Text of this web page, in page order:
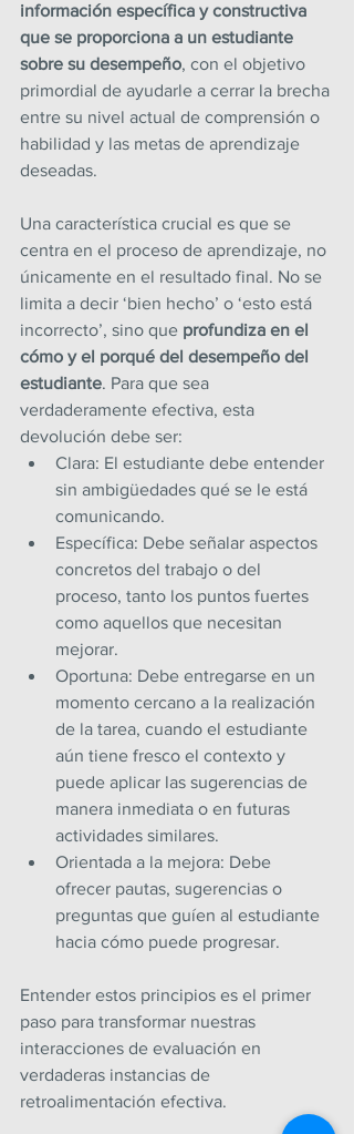
información específica y constructiva
que se proporciona a un estudiante
sobre su desempeño, con el objetivo
primordial de ayudarle a cerrar la brecha
entre su nivel actual de comprensión o
habilidad y las metas de aprendizaje
deseadas.
Una característica crucial es que se
centra en el proceso de aprendizaje, no
únicamente en el resultado final. No se
limita a decir ‘bien hecho’ o ‘esto está
incorrecto’, sino que profundiza en el
cómo y el porqué del desempeño del
estudiante. Para que sea
verdaderamente efectiva, esta
devolución debe ser:
Clara: El estudiante debe entender
sin ambigüedades qué se le está
comunicando.
Específica: Debe señalar aspectos
concretos del trabajo o del
proceso, tanto los puntos fuertes
como aquellos que necesitan
mejorar.
Oportuna: Debe entregarse en un
momento cercano a la realización
de la tarea, cuando el estudiante
aún tiene fresco el contexto y
puede aplicar las sugerencias de
manera inmediata o en futuras
actividades similares.
Orientada a la mejora: Debe
ofrecer pautas, sugerencias o
preguntas que guíen al estudiante
hacia cómo puede progresar.
Entender estos principios es el primer
paso para transformar nuestras
interacciones de evaluación en
verdaderas instancias de
retroalimentación efectiva.